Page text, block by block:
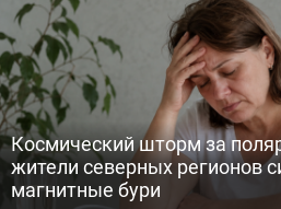
Космический шторм за
жители северных регионов
магнитные бури